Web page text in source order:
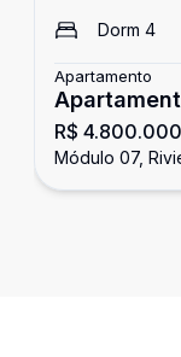
Dorm 4
Apartamento
R$
Módulo 07,